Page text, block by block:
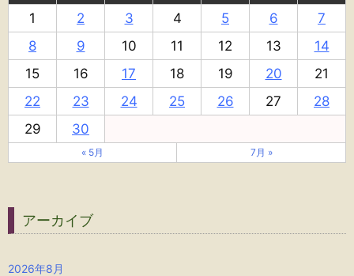
1
2 3 4 5 6
7
8
9 10 11 12 13
14
15
16 17 18 19 20
21
22
23 24 25 26 27
28
29
30
« 5月 7月 »
アーカイブ
2026年8月